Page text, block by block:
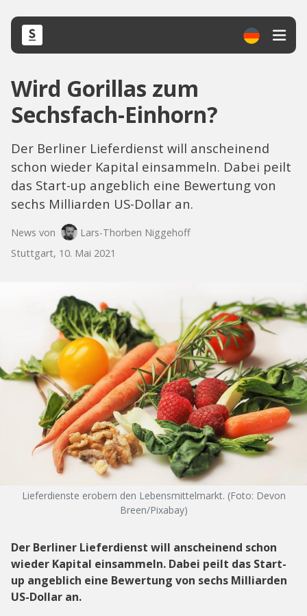
Wird Gorillas zum
Sechsfach-Einhorn?
Der Berliner Lieferdienst will anscheinend
schon wieder Kapital einsammeln. Dabei peilt
das Start-up angeblich eine Bewertung von
sechs Milliarden US-Dollar an.
News von
Lars-Thorben Niggehoff
Stuttgart, 10. Mai 2021
Lieferdienste erobern den Lebensmittelmarkt. (Foto: Devon
Breen/Pixabay)
Der Berliner Lieferdienst will anscheinend schon
wieder Kapital einsammeln. Dabei peilt das Start-
up angeblich eine Bewertung von sechs Milliarden
US-Dollar an.